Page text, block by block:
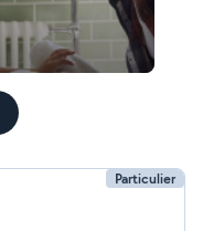
Particulier